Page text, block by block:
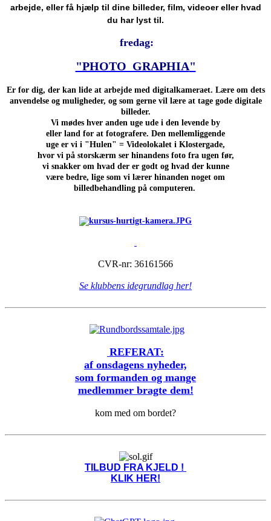
arbejde, eller få hjælp til dine billeder, film, videoer eller hvad
du har lyst til.
fredag:
"PHOTO GRAPHIA"
Er for dig, der kan lide at arbejde med digitalkameraet. Lære om dets
anvendelse og muligheder, og som gerne vil lære at tage gode digitale
billeder.
Vi mødes hver anden uge ude i den levende by
eller land for at fotografere. Den mellemliggende
uge er vi i "Hulen" = Videolokalet i Klostergade,
hvor vi på storskærm ser hinandens foto fra ugen før,
vi snakker om hvad der er godt og hvad der kunne
være bedre, lige som vi lærer hinanden noget om
billedbehandling på computeren.
CVR-nr: 36161566
Se klubbens idegrundlag her!
REFERAT:
af onsdagens nyheder,
som formanden og mange
medlemmer bragte dem!
kom med om bordet?
TILBUD FRA KJELD !
KLIK HER!